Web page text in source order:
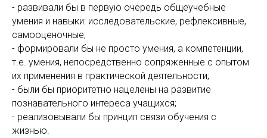
- развивали бы в первую очередь общеучебные
умения и навыки: исследовательские, рефлексивные,
самооценочные;
- формировали бы не просто умения, а компетенции,
т.е. умения, непосредственно сопряженные с опытом
их применения в практической деятельности;
- были бы приоритетно нацелены на развитие
познавательного интереса учащихся;
- реализовывали бы принцип связи обучения с
жизнью.